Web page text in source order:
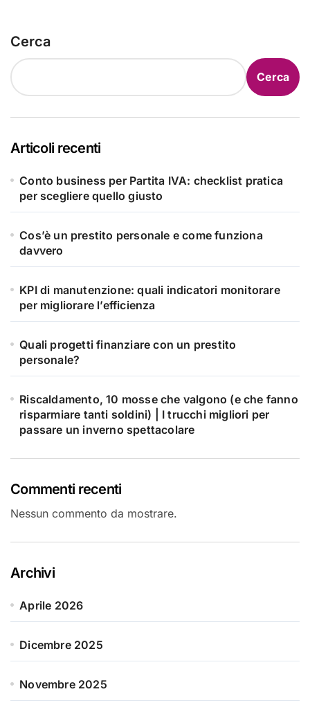
Cerca
Cerca
Articoli recenti
Conto business per Partita IVA: checklist pratica
per scegliere quello giusto
Cos’è un prestito personale e come funziona
davvero
KPI di manutenzione: quali indicatori monitorare
per migliorare l’efficienza
Quali progetti finanziare con un prestito
personale?
Riscaldamento, 10 mosse che valgono (e che fanno
risparmiare tanti soldini) | I trucchi migliori per
passare un inverno spettacolare
Commenti recenti
Nessun commento da mostrare.
Archivi
Aprile 2026
Dicembre 2025
Novembre 2025